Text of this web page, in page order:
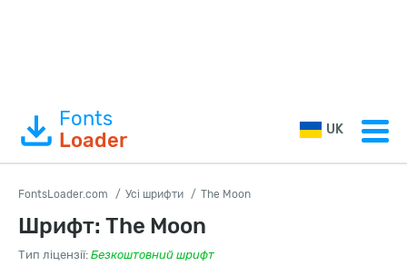
Fonts
Loader
UK
FontsLoader.com Усі шрифти The Moon
Шрифт: The Moon
Тип ліцензії: Безкоштовний шрифт